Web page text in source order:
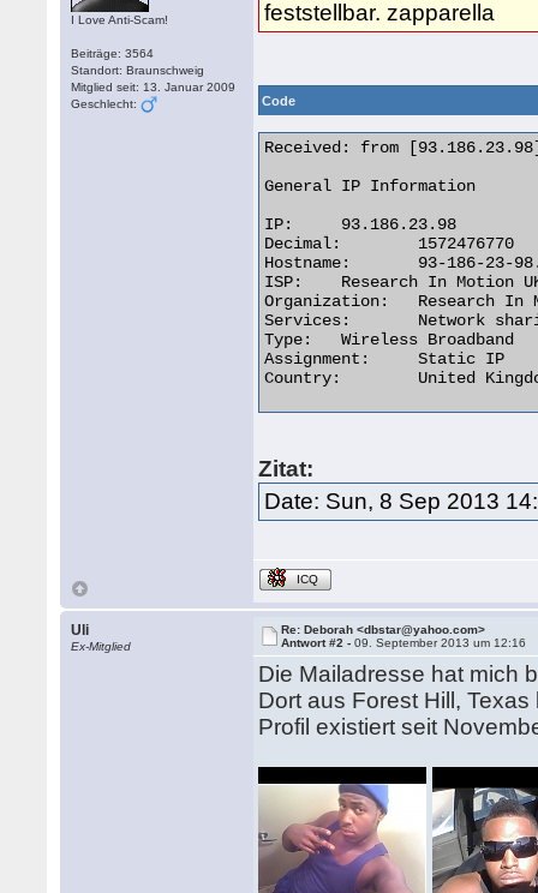
I Love Anti-Scam!
Beiträge: 3564
Standort: Braunschweig
Mitglied seit: 13. Januar 2009
Geschlecht:
feststellbar. zapparella
Code
Received: from
General IP Information
IP:	93.186.23.98
Decimal:	1572476770
Hostname:	93-186-23-98.rdns.blackberry.net
ISP:	Research In Motion UK Limited
Organization:	Research In Motion UK Limited
Services:	Network sharing device or proxy server
Type:	Wireless Broadband
Assignment:	Static IP
Country:	United Kingdom gb flag
Zitat:
Date: Sun, 8 Sep 2013
ICQ
Uli
Ex-Mitglied
Re: Deborah <dbstar@yahoo.com>
Antwort #2 -09. September 2013 um 12:16
Die Mailadresse hat mich
Dort aus Forest Hill,
Profil existiert seit